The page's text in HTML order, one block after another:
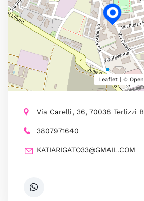
Leaflet | ©
Via Carelli, 36, 70038 Terlizzi
3807971640
KATIARIGATO33@GMAIL.COM